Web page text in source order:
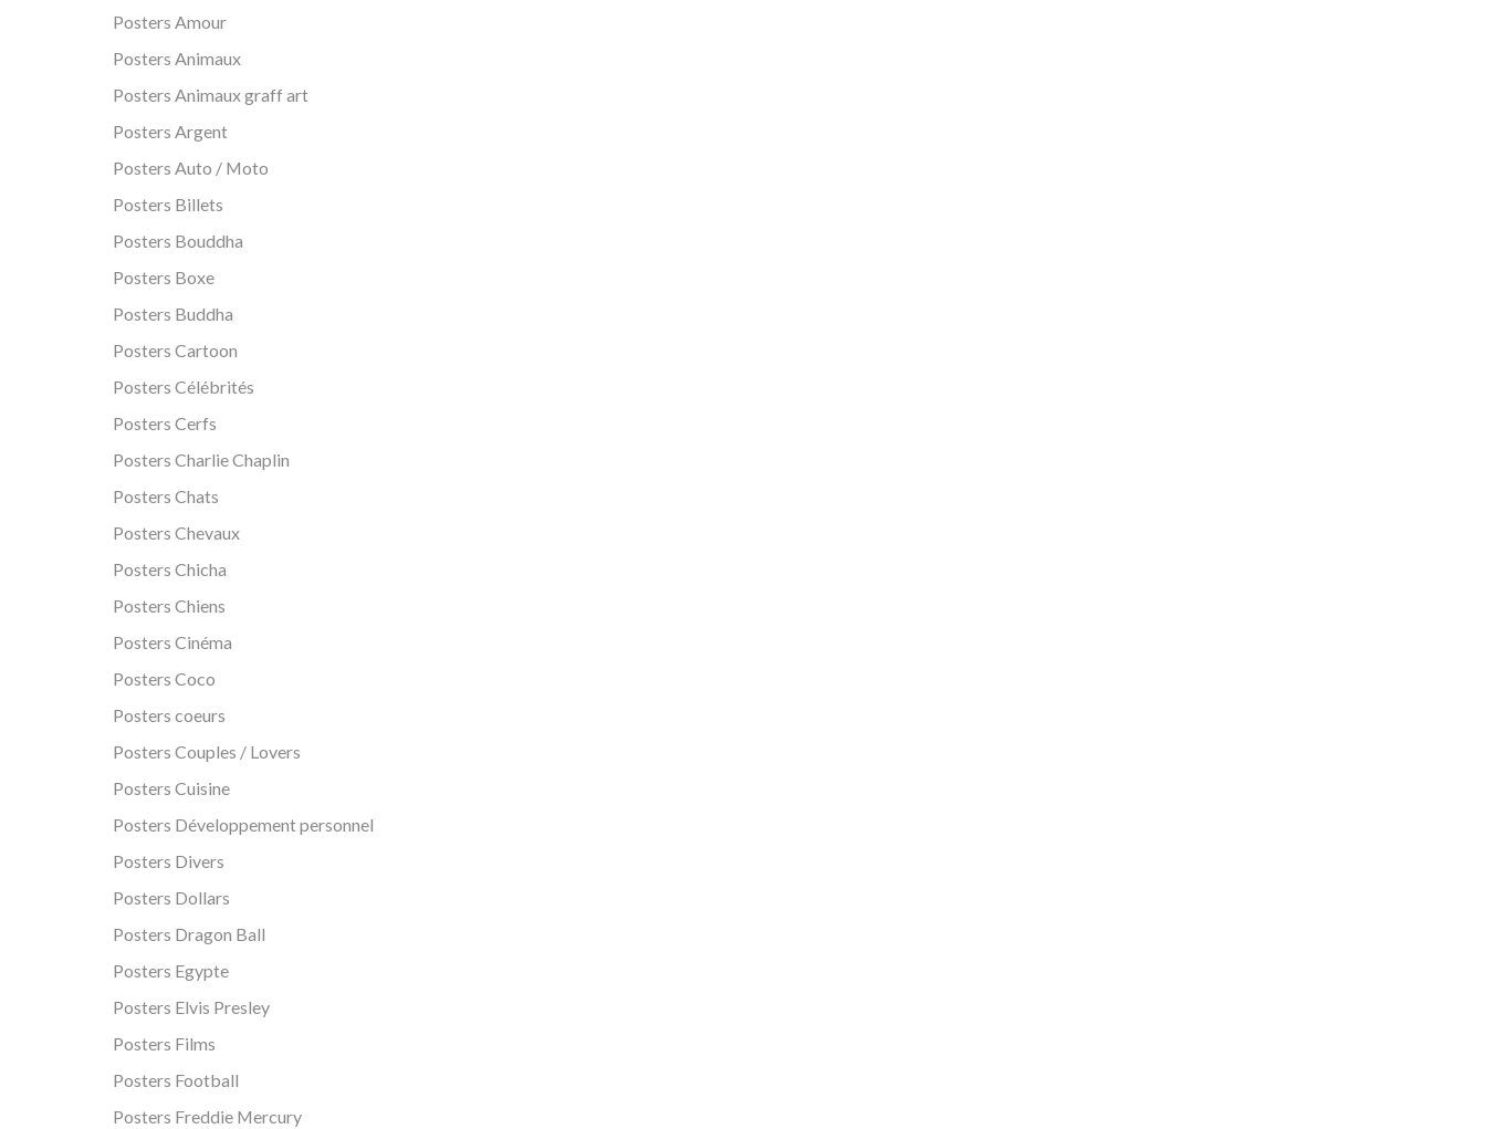
Posters Amour
Posters Animaux
Posters Animaux graff art
Posters Argent
Posters Auto / Moto
Posters Billets
Posters Bouddha
Posters Boxe
Posters Buddha
Posters Cartoon
Posters Célébrités
Posters Cerfs
Posters Charlie Chaplin
Posters Chats
Posters Chevaux
Posters Chicha
Posters Chiens
Posters Cinéma
Posters Coco
Posters coeurs
Posters Couples / Lovers
Posters Cuisine
Posters Développement personnel
Posters Divers
Posters Dollars
Posters Dragon Ball
Posters Egypte
Posters Elvis Presley
Posters Films
Posters Football
Posters Freddie Mercury